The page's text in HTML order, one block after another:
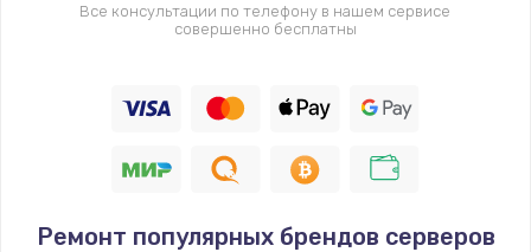
Заказать
2500 руб.
1400 руб.
Все консультации по телефону в нашем сервисе
совершенно бесплатны
Ремонт популярных брендов серверов